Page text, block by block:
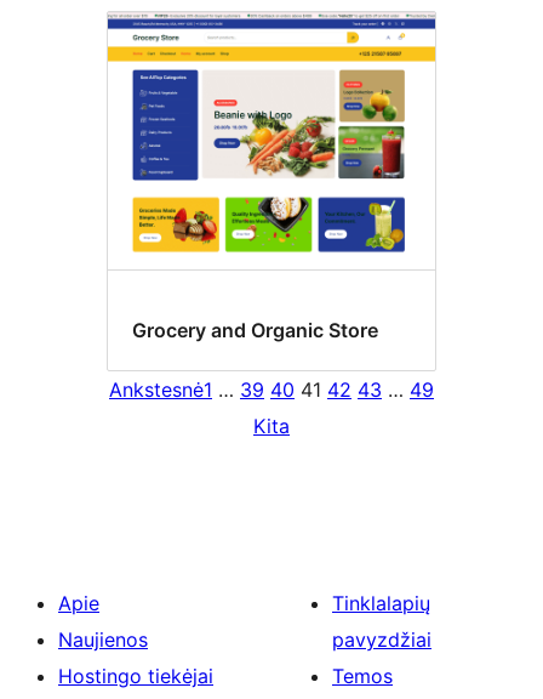
Grocery and Organic Store
Ankstesnė1 … 39 40 41 42 43 … 49
Kita
Apie
Naujienos
Hostingo tiekėjai
Tinklalapių
pavyzdžiai
Temos